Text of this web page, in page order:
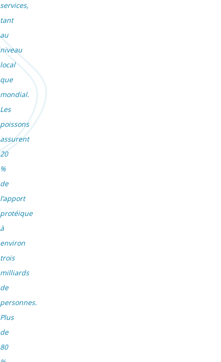
services,
tant
au
niveau
local
que
mondial.
Les
poissons
assurent
20
%
de
l’apport
protéique
à
environ
trois
milliards
de
personnes.
Plus
de
80